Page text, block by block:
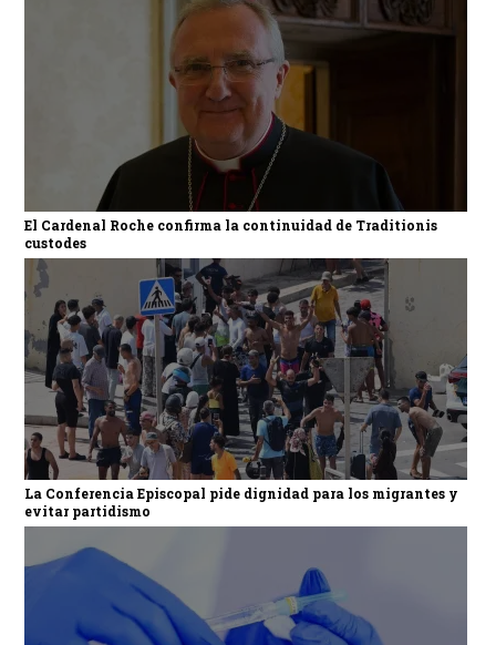
El Cardenal Roche confirma la continuidad de Traditionis
custodes
La Conferencia Episcopal pide dignidad para los migrantes y
evitar partidismo